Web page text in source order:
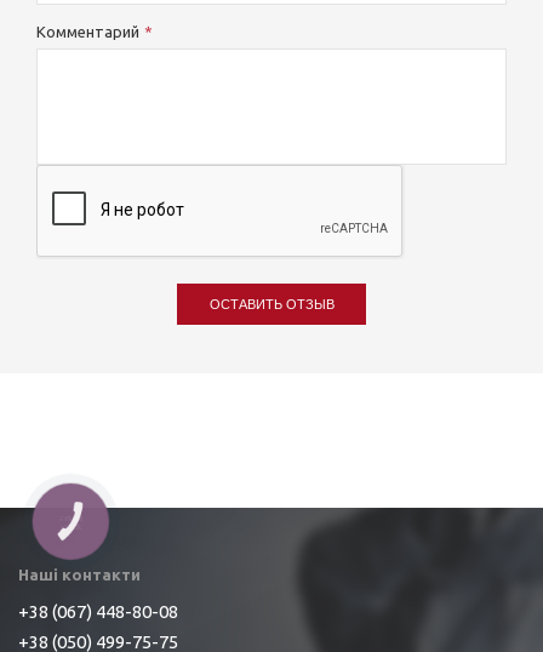
Комментарий
ОСТАВИТЬ ОТЗЫВ
Наші контакти
+38 (067) 448-80-08
+38 (050) 499-75-75
КНОПКА
ЗВ'ЯЗКУ